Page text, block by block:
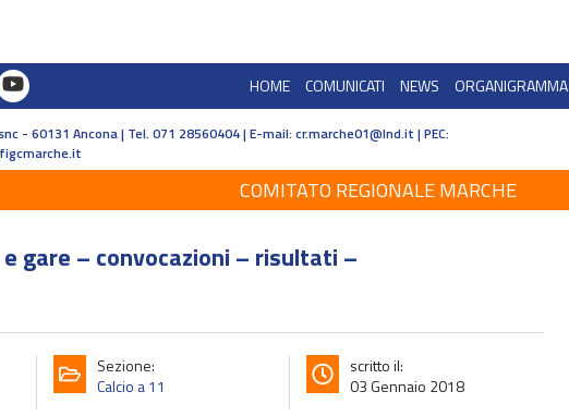
HOME
COMUNICATI NEWS ORGANIGRAMMA
- 60131 Ancona | Tel. 071 28560404 | E-mail: cr.marche01@lnd.it | PEC:
COMITATO REGIONALE MARCHE
gare – convocazioni – risultati –
Sezione:
Calcio a 11
scritto il:
03 Gennaio 2018